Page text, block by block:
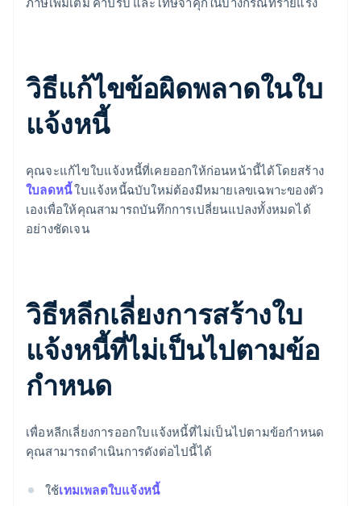
วิธีแก้ไขข้อผิดพลาดในใบ
แจ้งหนี้
คุณจะแก้ไขใบแจ้งหนี้ที่เคยออกให้ก่อนหน้านี้ได้โดยสร้าง
ใบลดหนี้ใบแจ้งหนี้ฉบับใหม่ต้องมีหมายเลขเฉพาะของตัว
เองเพื่อให้คุณสามารถบันทึกการเปลี่ยนแปลงทั้งหมดได้
อย่างชัดเจน
วิธีหลีกเลี่ยงการสร้างใบ
แจ้งหนี้ที่ไม่เป็นไปตามข้อ
กําหนด
เพื่อหลีกเลี่ยงการออกใบแจ้งหนี้ที่ไม่เป็นไปตามข้อกําหนด
คุณสามารถดําเนินการดังต่อไปนี้ได้
ใช้เทมเพลตใบแจ้งหนี้